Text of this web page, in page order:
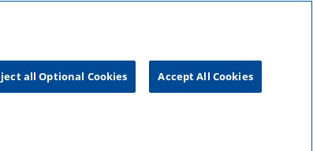
all Optional Cookies Accept All Cookies